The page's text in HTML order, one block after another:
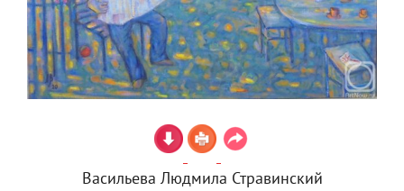
Васильева Людмила Стравинский